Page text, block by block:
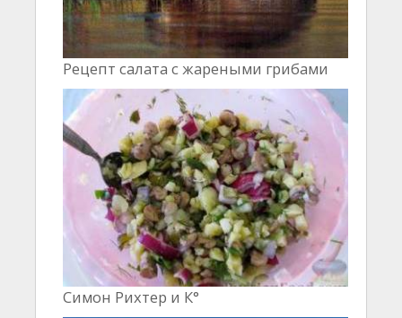
Рецепт салата с жареными грибами
Симон Рихтер и К°